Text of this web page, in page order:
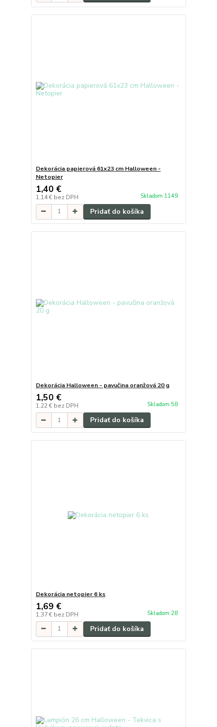
Dekorácia papierová 61x23 cm Halloween -
Netopier
1,40 €
1,14 € bez DPH Skladom 1149
Pridať do košíka
Dekorácia Halloween - pavučina oranžová 20 g
1,50 €
1,22 € bez DPH Skladom 58
Pridať do košíka
Dekorácia netopier 6 ks
1,69 €
1,37 € bez DPH Skladom 28
Pridať do košíka